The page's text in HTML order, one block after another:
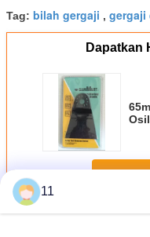
Tag: bilah gergaji , gergaji
Dapatkan
LebihReciprocating
11